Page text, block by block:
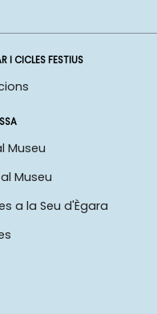
I CICLES FESTIUS
Museu
Museu
a la Seu d'Ègara